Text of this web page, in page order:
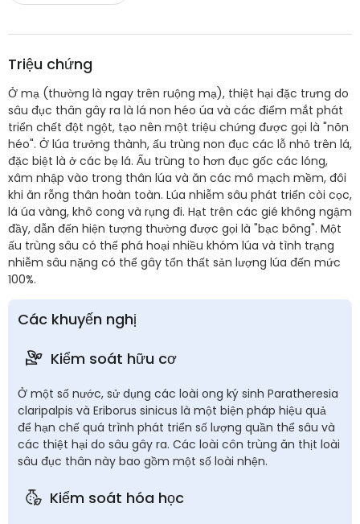
Triệu chứng
Ở mạ (thường là ngay trên ruộng mạ), thiệt hại đặc trưng do
sâu đục thân gây ra là lá non héo úa và các điểm mắt phát
triển chết đột ngột, tạo nên một triệu chứng được gọi là "nõn
héo". Ở lúa trưởng thành, ấu trùng non đục các lỗ nhỏ trên lá,
đặc biệt là ở các bẹ lá. Ấu trùng to hơn đục gốc các lóng,
xâm nhập vào trong thân lúa và ăn các mô mạch mềm, đôi
khi ăn rỗng thân hoàn toàn. Lúa nhiễm sâu phát triển còi cọc,
lá úa vàng, khô cong và rụng đi. Hạt trên các gié không ngậm
đầy, dẫn đến hiện tượng thường được gọi là "bạc bông". Một
ấu trùng sâu có thể phá hoại nhiều khóm lúa và tình trạng
nhiễm sâu nặng có thể gây tổn thất sản lượng lúa đến mức
100%.
Các khuyến nghị
Kiểm soát hữu cơ
Ở một số nước, sử dụng các loài ong ký sinh Paratheresia
claripalpis và Eriborus sinicus là một biện pháp hiệu quả
để hạn chế quá trình phát triển số lượng quần thể sâu và
các thiệt hại do sâu gây ra. Các loài côn trùng ăn thịt loài
sâu đục thân này bao gồm một số loài nhện.
Kiểm soát hóa học